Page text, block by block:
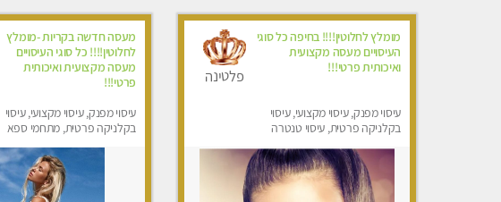
מומלץ לחלוטין!!!! בחיפה כל סוגי
העיסויים מעסה מקצועית
ואיכותית פרטי!!!
עיסוי מפנק, עיסוי מקצועי, עיסוי
בקלניקה פרטית, עיסוי טנטרה
פלטינה
מעסה חדשה בקריות -מומלץ
לחלוטין!!!! כל סוגי העיסויים
מעסה מקצועית ואיכותית
פרטי!!!
עיסוי מפנק, עיסוי מקצועי, עיסוי
בקלניקה פרטית, מתחמי ספא